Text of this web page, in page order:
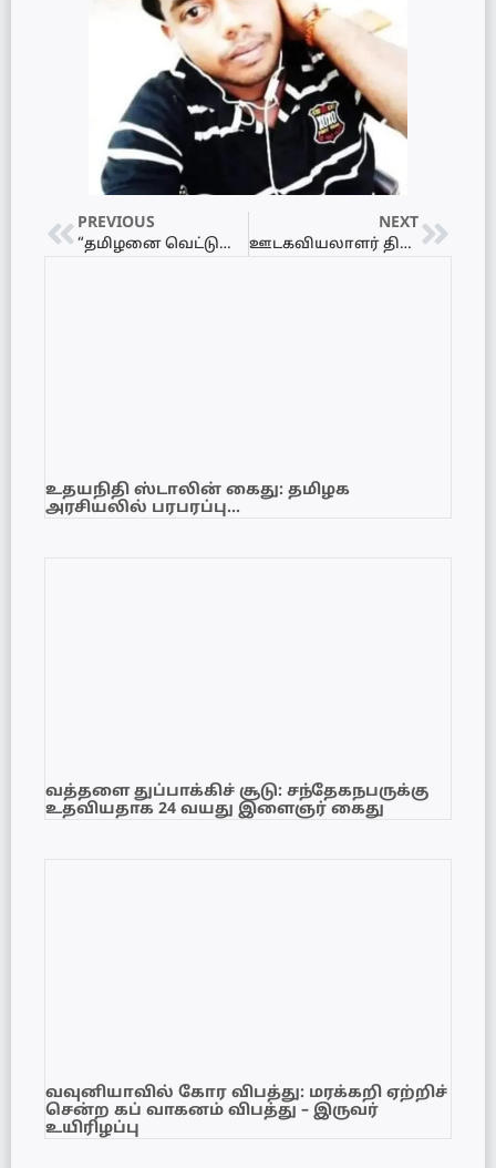
PREVIOUS
“தமிழனை வெட்டுவேன்” – சர்ச்சைக்குரிய விவகாரம் : மன்னிப்புக் கோரினார் அம்பிட்டியே தேரர்!
NEXT
ஊடகவியலாளர் திலீப் அமுதனிடம் பயங்கரவாத தடுப்புப் பொலிஸார் விசாரணை
உதயநிதி ஸ்டாலின் கைது: தமிழக
அரசியலில் பரபரப்பு…
வத்தளை துப்பாக்கிச் சூடு: சந்தேகநபருக்கு
உதவியதாக 24 வயது இளைஞர் கைது
வவுனியாவில் கோர விபத்து: மரக்கறி ஏற்றிச்
சென்ற கப் வாகனம் விபத்து – இருவர்
உயிரிழப்பு